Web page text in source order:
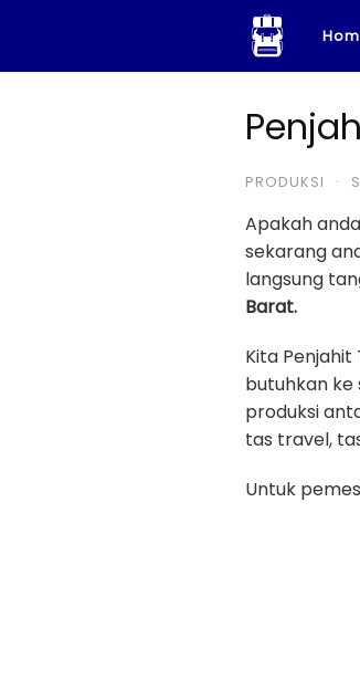
content
PRODUKSI ·
Apakah
sekarang
langsung
Barat.
Kita
butuhkan ke
produksi
tas travel,
Untuk